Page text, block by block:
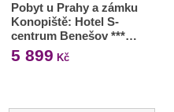
Pobyt u Prahy a zámku
Konopiště: Hotel S-
centrum Benešov ***…
5 899 Kč